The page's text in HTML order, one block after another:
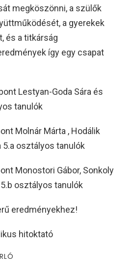
megköszönni, a szülők
a gyerekek
és a titkárság
így egy csapat
Lestyan-Goda Sára és
tanulók
Molnár Márta , Hodálik
5.a osztályos tanulók
Monostori Gábor, Sonkoly
osztályos tanulók
eredményekhez!
hitoktató